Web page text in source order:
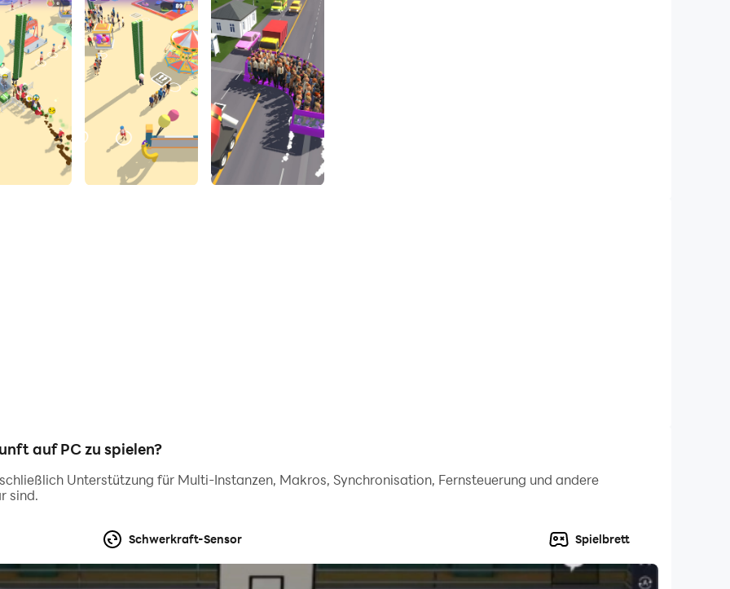
Beginnen Sie jetzt mit dem Herunterladen von Busankunft und spielen Sie es auf Ihrem Computer!
Ziel, um Geld zu verdienen und aufzusteigen.
auf PC zu spielen?
Unterstützung für Multi-Instanzen, Makros, Synchronisation, Fernsteuerung und andere
sind.
Schwerkraft-Sensor Spielbrett